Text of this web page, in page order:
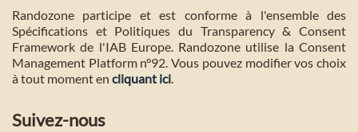
Randozone participe et est conforme à l'ensemble des
Spécifications et Politiques du Transparency & Consent
Framework de l'IAB Europe. Randozone utilise la Consent
Management Platform n°92. Vous pouvez modifier vos choix
à tout moment en cliquant ici.
Suivez-nous